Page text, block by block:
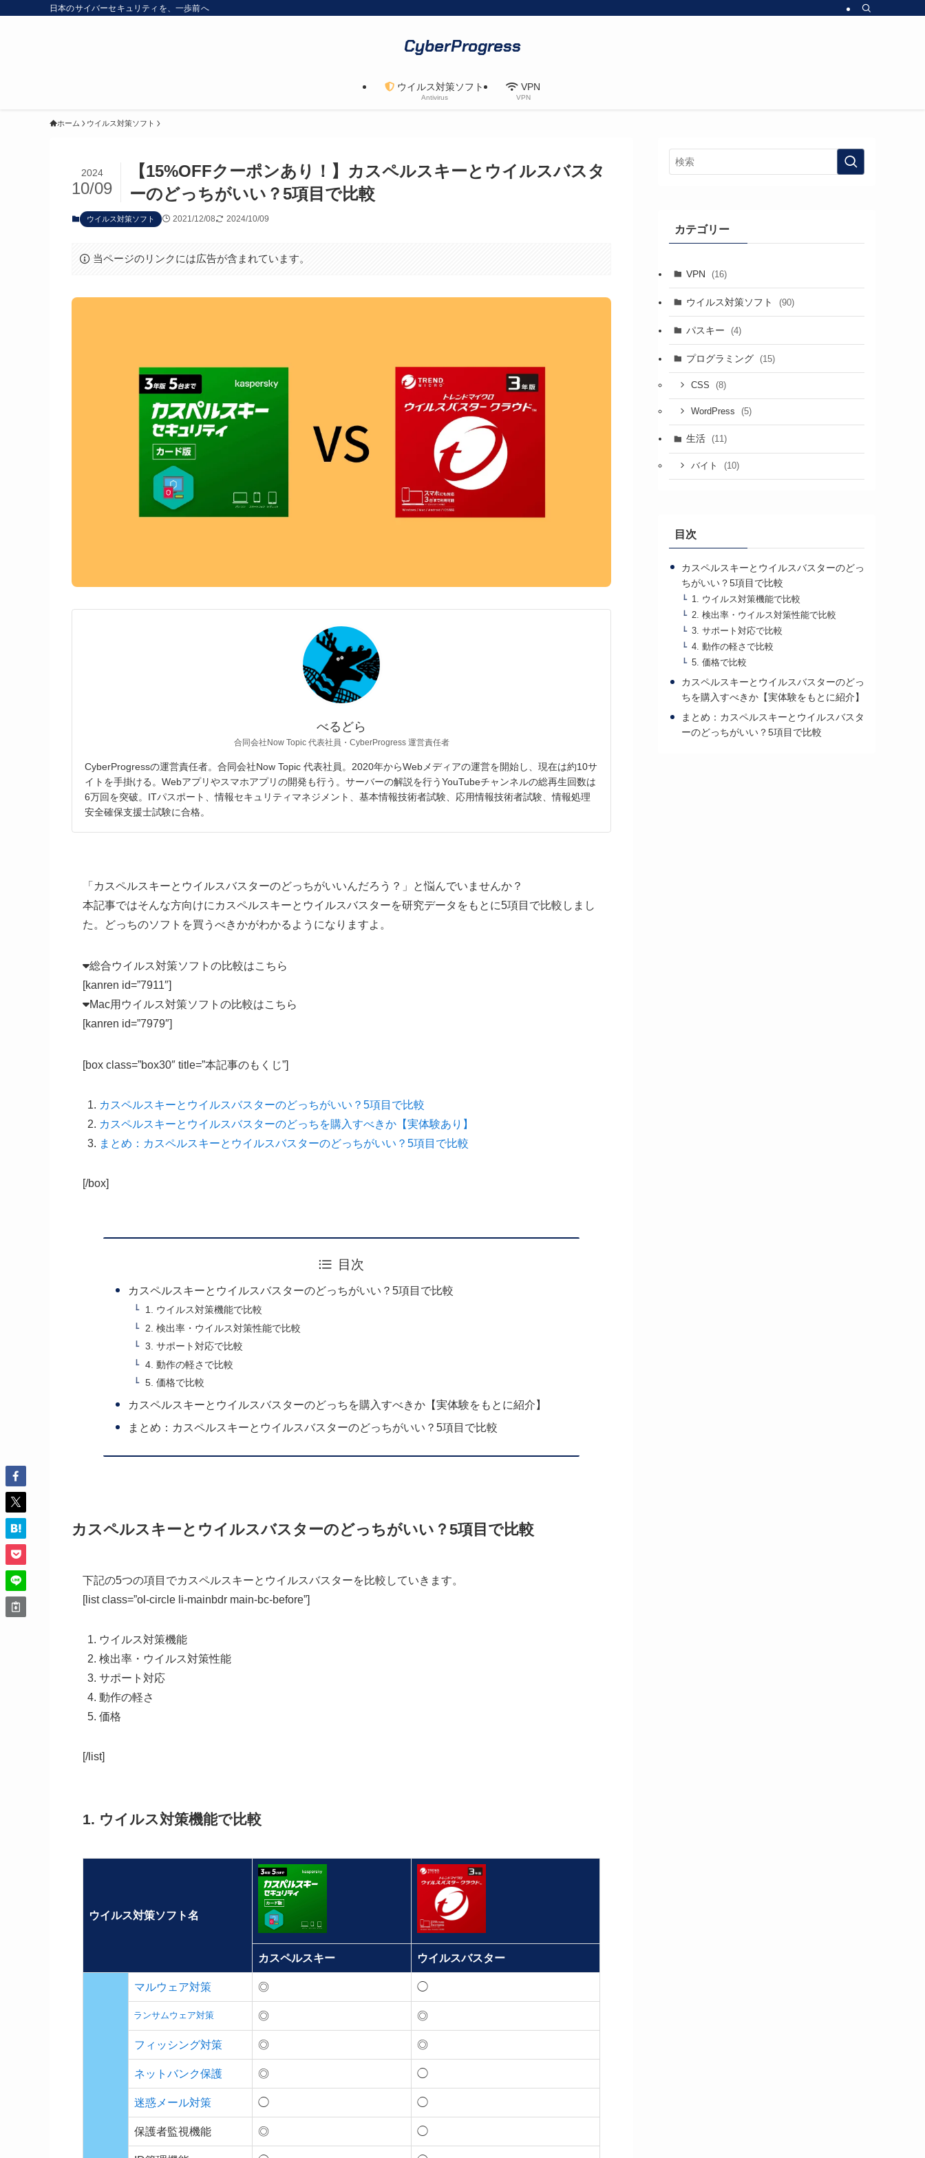
日本のサイバーセキュリティを、一歩前へ
CyberProgress
ウイルス対策ソフト
Antivirus
VPN
VPN
ホーム ウイルス対策ソフト
【15%OFFクーポンあり！】カスペルスキーとウイルスバスタ
ーのどっちがいい？5項目で比較
2024
10/09
ウイルス対策ソフト 2021/12/08 2024/10/09
当ページのリンクには広告が含まれています。
べるどら
合同会社Now Topic 代表社員・CyberProgress 運営責任者
CyberProgressの運営責任者。合同会社Now Topic 代表社員。2020年からWebメディアの運営を開始し、現在は約10サ
イトを手掛ける。Webアプリやスマホアプリの開発も行う。サーバーの解説を行うYouTubeチャンネルの総再生回数は
6万回を突破。ITパスポート、情報セキュリティマネジメント、基本情報技術者試験、応用情報技術者試験、情報処理
安全確保支援士試験に合格。
「カスペルスキーとウイルスバスターのどっちがいいんだろう？」と悩んでいませんか？
本記事ではそんな方向けにカスペルスキーとウイルスバスターを研究データをもとに5項目で比較しまし
た。どっちのソフトを買うべきかがわかるようになりますよ。
総合ウイルス対策ソフトの比較はこちら
[kanren id=”7911″]
Mac用ウイルス対策ソフトの比較はこちら
[kanren id=”7979″]
[box class=”box30″ title=”本記事のもくじ”]
カスペルスキーとウイルスバスターのどっちがいい？5項目で比較
カスペルスキーとウイルスバスターのどっちを購入すべきか【実体験あり】
まとめ：カスペルスキーとウイルスバスターのどっちがいい？5項目で比較
[/box]
目次
カスペルスキーとウイルスバスターのどっちがいい？5項目で比較
1. ウイルス対策機能で比較
2. 検出率・ウイルス対策性能で比較
3. サポート対応で比較
4. 動作の軽さで比較
5. 価格で比較
カスペルスキーとウイルスバスターのどっちを購入すべきか【実体験をもとに紹介】
まとめ：カスペルスキーとウイルスバスターのどっちがいい？5項目で比較
カスペルスキーとウイルスバスターのどっちがいい？5項目で比較
下記の5つの項目でカスペルスキーとウイルスバスターを比較していきます。
[list class=”ol-circle li-mainbdr main-bc-before”]
ウイルス対策機能
検出率・ウイルス対策性能
サポート対応
動作の軽さ
価格
[/list]
1. ウイルス対策機能で比較
ウイルス対策ソフト名
カスペルスキー ウイルスバスター
マルウェア対策 ◎ ◯
ランサムウェア対策 ◎ ◎
フィッシング対策 ◎ ◎
ネットバンク保護 ◎ ◯
迷惑メール対策 ◯ ◯
保護者監視機能 ◎ ◯
カテゴリー
VPN (16)
ウイルス対策ソフト (90)
パスキー (4)
プログラミング (15)
CSS (8)
WordPress (5)
生活 (11)
バイト (10)
目次
カスペルスキーとウイルスバスターのどっ
ちがいい？5項目で比較
1. ウイルス対策機能で比較
2. 検出率・ウイルス対策性能で比較
3. サポート対応で比較
4. 動作の軽さで比較
5. 価格で比較
カスペルスキーとウイルスバスターのどっ
ちを購入すべきか【実体験をもとに紹介】
まとめ：カスペルスキーとウイルスバスタ
ーのどっちがいい？5項目で比較